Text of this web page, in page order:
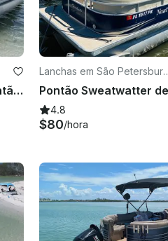
Barco de festa mais acessível, pontão de luxo de 24 pés para até 12
Lanchas em São Petersburg
o
4.8
$80/hora